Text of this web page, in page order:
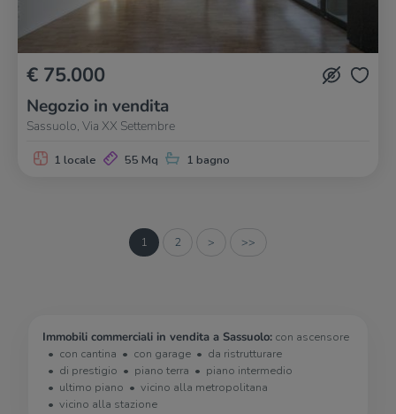
€ 75.000
Negozio in vendita
Sassuolo, Via XX Settembre
1 locale 55 Mq 1 bagno
1 2 > >>
Immobili commerciali in vendita a Sassuolo: con ascensore
con cantina
con garage
da ristrutturare
di prestigio
piano terra
piano intermedio
ultimo piano
vicino alla metropolitana
vicino alla stazione